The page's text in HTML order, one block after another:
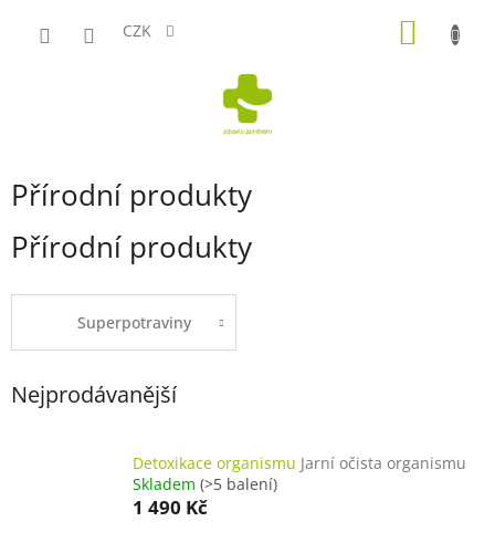
CZK
Přírodní produkty
Přírodní produkty
Superpotraviny
Nejprodávanější
Detoxikace organismu Jarní očista organismu
Skladem (>5 balení)
1 490 Kč